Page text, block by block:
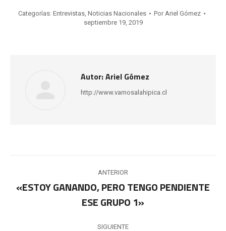
Categorías: Entrevistas, Noticias Nacionales PorAriel Gómez
septiembre 19, 2019
Autor:Ariel Gómez
http://www.vamosalahipica.cl
entre
publicaciones
ANTERIOR
anterior:
«ESTOY GANANDO, PERO TENGO PENDIENTE
ESE GRUPO 1»
SIGUIENTE